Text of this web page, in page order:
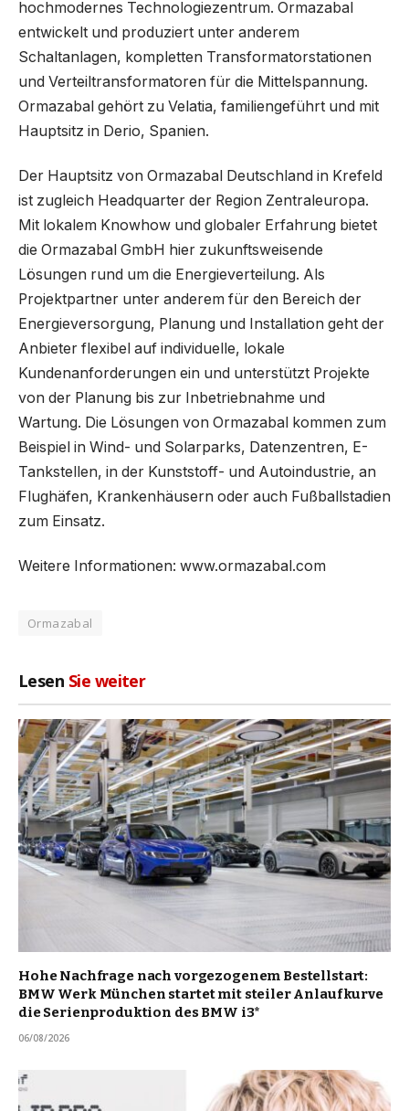
hochmodernes Technologiezentrum. Ormazabal
entwickelt und produziert unter anderem
Schaltanlagen, kompletten Transformatorstationen
und Verteiltransformatoren für die Mittelspannung.
Ormazabal gehört zu Velatia, familiengeführt und mit
Hauptsitz in Derio, Spanien.
Der Hauptsitz von Ormazabal Deutschland in Krefeld
ist zugleich Headquarter der Region Zentraleuropa.
Mit lokalem Knowhow und globaler Erfahrung bietet
die Ormazabal GmbH hier zukunftsweisende
Lösungen rund um die Energieverteilung. Als
Projektpartner unter anderem für den Bereich der
Energieversorgung, Planung und Installation geht der
Anbieter flexibel auf individuelle, lokale
Kundenanforderungen ein und unterstützt Projekte
von der Planung bis zur Inbetriebnahme und
Wartung. Die Lösungen von Ormazabal kommen zum
Beispiel in Wind- und Solarparks, Datenzentren, E-
Tankstellen, in der Kunststoff- und Autoindustrie, an
Flughäfen, Krankenhäusern oder auch Fußballstadien
zum Einsatz.
Weitere Informationen: www.ormazabal.com
Ormazabal
Lesen Sie weiter
Hohe Nachfrage nach vorgezogenem Bestellstart:
BMW Werk München startet mit steiler Anlaufkurve
die Serienproduktion des BMW i3*
06/08/2026